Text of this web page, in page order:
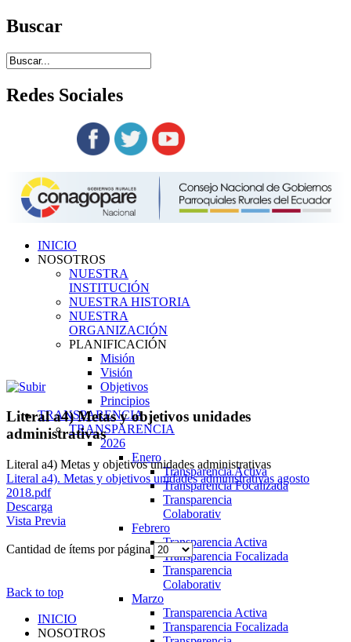
Buscar
Redes Sociales
INICIO
NOSOTROS
NUESTRA
INSTITUCIÓN
NUESTRA HISTORIA
NUESTRA
ORGANIZACIÓN
PLANIFICACIÓN
Misión
Visión
Objetivos
Principios
TRANSPARENCIA
TRANSPARENCIA
2026
Enero
Transparencia Activa
Transparencia Focalizada
Transparencia
Colaborativ
Febrero
Transparencia Activa
Transparencia Focalizada
Transparencia
Colaborativ
Marzo
Transparencia Activa
Transparencia Focalizada
Literal a4) Metas y objetivos unidades
administrativas
Literal a4) Metas y objetivos unidades administrativas
Literal a4). Metas y objetivos unidades administrativas agosto
2018.pdf
Descarga
Vista Previa
Cantidad de ítems por página
Back to top
INICIO
NOSOTROS